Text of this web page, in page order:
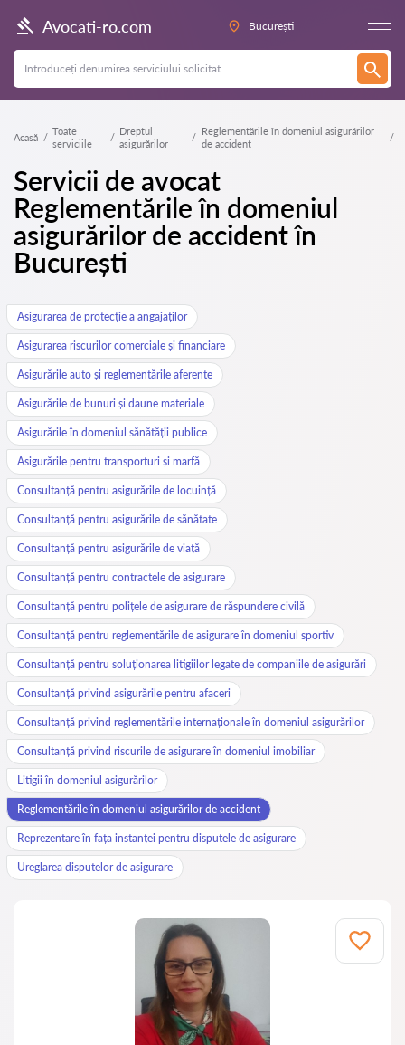
Avocati-ro.com București
Acasă
Toate
serviciile
Dreptul
asigurărilor
Reglementările în domeniul asigurărilor
de accident
Servicii de avocat
Reglementările în domeniul
asigurărilor de accident în
București
Asigurarea de protecție a angajaților
Asigurarea riscurilor comerciale și financiare
Asigurările auto și reglementările aferente
Asigurările de bunuri și daune materiale
Asigurările în domeniul sănătății publice
Asigurările pentru transporturi și marfă
Consultanță pentru asigurările de locuință
Consultanță pentru asigurările de sănătate
Consultanță pentru asigurările de viață
Consultanță pentru contractele de asigurare
Consultanță pentru polițele de asigurare de răspundere civilă
Consultanță pentru reglementările de asigurare în domeniul sportiv
Consultanță pentru soluționarea litigiilor legate de companiile de asigurări
Consultanță privind asigurările pentru afaceri
Consultanță privind reglementările internaționale în domeniul asigurărilor
Consultanță privind riscurile de asigurare în domeniul imobiliar
Litigii în domeniul asigurărilor
Reglementările în domeniul asigurărilor de accident
Reprezentare în fața instanței pentru disputele de asigurare
Ureglarea disputelor de asigurare